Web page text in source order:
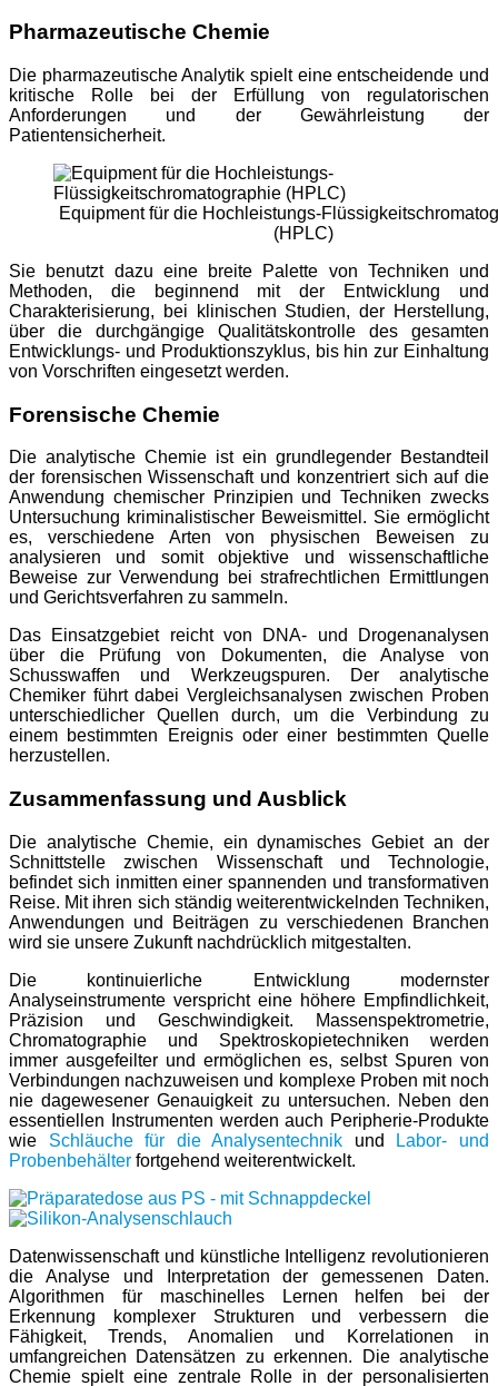
Pharmazeutische Chemie
Die pharmazeutische Analytik spielt eine entscheidende und
kritische Rolle bei der Erfüllung von regulatorischen
Anforderungen und der Gewährleistung der
Patientensicherheit.
Equipment für die Hochleistungs-
(HPLC)
Sie benutzt dazu eine breite Palette von Techniken und
Methoden, die beginnend mit der Entwicklung und
Charakterisierung, bei klinischen Studien, der Herstellung,
über die durchgängige Qualitätskontrolle des gesamten
Entwicklungs- und Produktionszyklus, bis hin zur Einhaltung
von Vorschriften eingesetzt werden.
Forensische Chemie
Die analytische Chemie ist ein grundlegender Bestandteil
der forensischen Wissenschaft und konzentriert sich auf die
Anwendung chemischer Prinzipien und Techniken zwecks
Untersuchung kriminalistischer Beweismittel. Sie ermöglicht
es, verschiedene Arten von physischen Beweisen zu
analysieren und somit objektive und wissenschaftliche
Beweise zur Verwendung bei strafrechtlichen Ermittlungen
und Gerichtsverfahren zu sammeln.
Das Einsatzgebiet reicht von DNA- und Drogenanalysen
über die Prüfung von Dokumenten, die Analyse von
Schusswaffen und Werkzeugspuren. Der analytische
Chemiker führt dabei Vergleichsanalysen zwischen Proben
unterschiedlicher Quellen durch, um die Verbindung zu
einem bestimmten Ereignis oder einer bestimmten Quelle
herzustellen.
Zusammenfassung und Ausblick
Die analytische Chemie, ein dynamisches Gebiet an der
Schnittstelle zwischen Wissenschaft und Technologie,
befindet sich inmitten einer spannenden und transformativen
Reise. Mit ihren sich ständig weiterentwickelnden Techniken,
Anwendungen und Beiträgen zu verschiedenen Branchen
wird sie unsere Zukunft nachdrücklich mitgestalten.
Die kontinuierliche Entwicklung modernster
Analyseinstrumente verspricht eine höhere Empfindlichkeit,
Präzision und Geschwindigkeit. Massenspektrometrie,
Chromatographie und Spektroskopietechniken werden
immer ausgefeilter und ermöglichen es, selbst Spuren von
Verbindungen nachzuweisen und komplexe Proben mit noch
nie dagewesener Genauigkeit zu untersuchen. Neben den
essentiellen Instrumenten werden auch Peripherie-Produkte
wie Schläuche für die Analysentechnik und
Labor- und
Probenbehälter fortgehend weiterentwickelt.
Datenwissenschaft und künstliche Intelligenz revolutionieren
die Analyse und Interpretation der gemessenen Daten.
Algorithmen für maschinelles Lernen helfen bei der
Erkennung komplexer Strukturen und verbessern die
Fähigkeit, Trends, Anomalien und Korrelationen in
umfangreichen Datensätzen zu erkennen. Die analytische
Chemie spielt eine zentrale Rolle in der personalisierten